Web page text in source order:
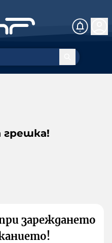
грешка!
зареждането